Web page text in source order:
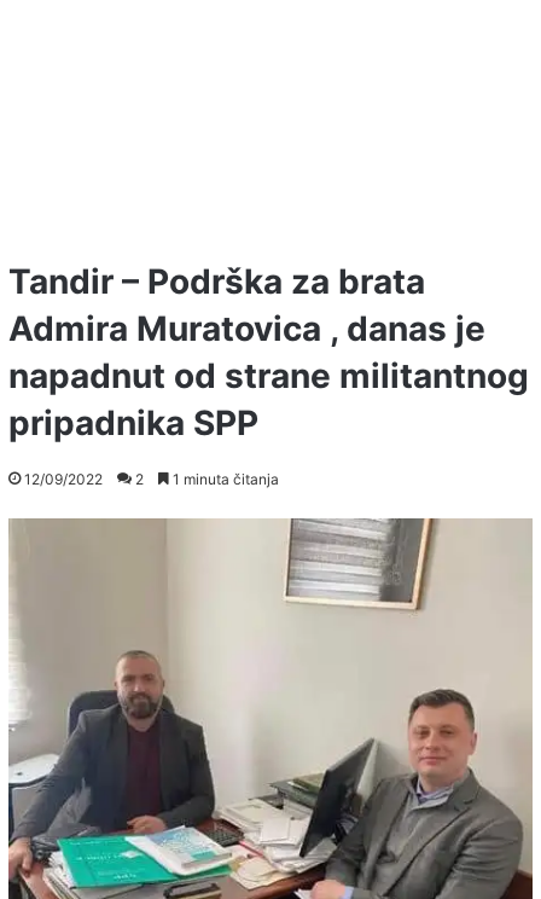
Tandir – Podrška za brata
Admira Muratovica , danas je
napadnut od strane militantnog
pripadnika SPP
12/09/2022 2 1 minuta čitanja